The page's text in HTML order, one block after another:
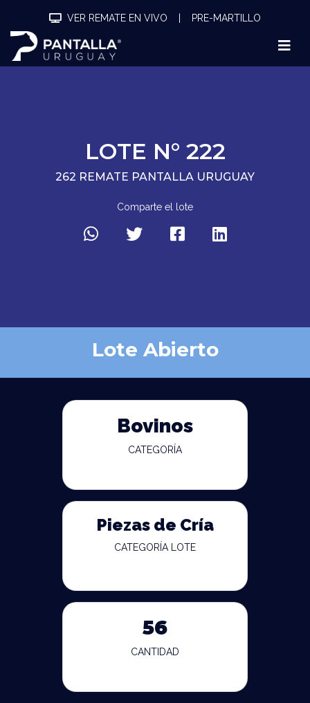
VER REMATE EN VIVO PRE-MARTILLO
LOTE N° 222
262 REMATE PANTALLA URUGUAY
Comparte el lote
Lote Abierto
Bovinos
CATEGORÍA
Piezas de Cría
CATEGORÍA LOTE
56
CANTIDAD